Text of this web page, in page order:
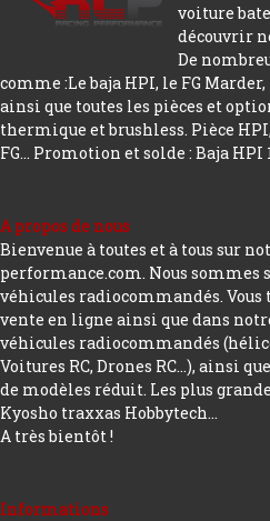
voiture
découvrir
De
comme :Le baja HPI, le FG
ainsi que toutes les pièces et
thermique et brushless. Pièce
FG... Promotion et solde : Baja HPI
A propos de nous
Bienvenue à toutes et à tous sur
performance.com. Nous sommes
véhicules radiocommandés.
vente en ligne ainsi que dans
véhicules radiocommandés
Voitures RC, Drones RC…), ainsi
de modèles réduit. Les plus
Kyosho traxxas Hobbytech...
A très bientôt !
Informations